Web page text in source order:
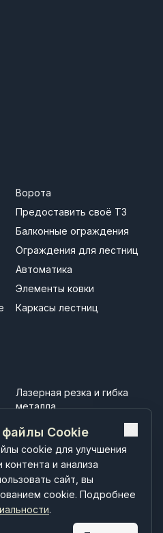
Ворота
Предоставить своё ТЗ
Балконные ограждения
Ограждения для лестниц
Автоматика
Элементы ковки
Каркасы лестниц
Лазерная резка и гибка
металла
Установка ворот
Строительство
малоэтажных зданий
Cookie
cookie для улучшения
и анализа
сайт, вы
cookie. Подробнее
.